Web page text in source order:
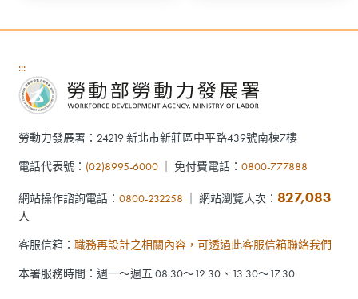
:::
勞動力發展署：24219 新北市新莊區中平路439號南棟7樓
電話代表號： (02)8995-6000｜ 免付費電話： 0800-777888
網站操作諮詢電話： 0800-232258 ｜ 網站瀏覽人次： 827,083
人
客服信箱： 職務再設計之相關內容，可透過此客服信箱聯絡我們
本署服務時間：週一～週五 08:30～12:30、13:30～17:30